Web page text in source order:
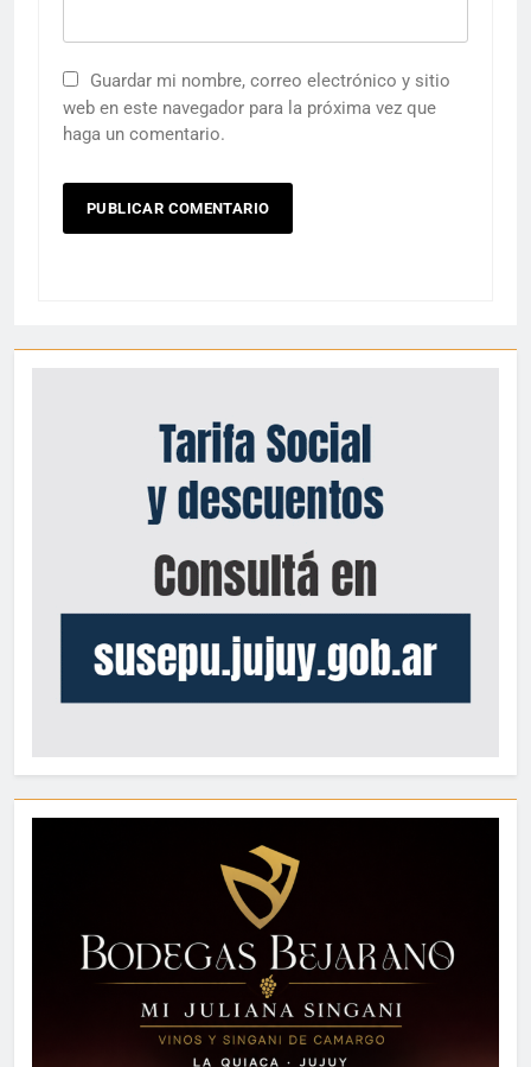
Guardar mi nombre, correo electrónico y sitio
web en este navegador para la próxima vez que
haga un comentario.